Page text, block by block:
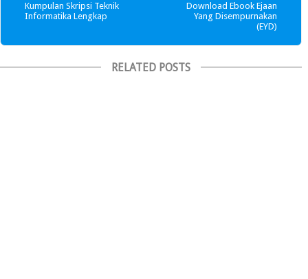
Download Ebook Ejaan
Yang Disempurnakan
(EYD)
Kumpulan Skripsi Teknik
Informatika Lengkap
RELATED POSTS